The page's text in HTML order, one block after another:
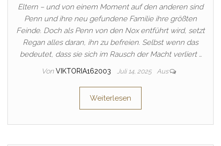
Eltern – und von einem Moment auf den anderen sind
Penn und ihre neu gefundene Familie ihre größten
Feinde. Doch als Penn von den Nox entführt wird, setzt
Regan alles daran, ihn zu befreien. Selbst wenn das
bedeutet, dass sie sich im Rausch der Macht verliert …
Von VIKTORIA162003 Juli 14, 2025 Aus
Weiterlesen